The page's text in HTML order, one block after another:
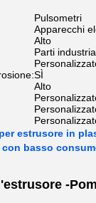
Pulsometri
Apparecchi
Alto
Parti
SÌ
Alto
estrusore in
con basso
-